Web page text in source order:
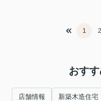
1 2
おす
店舗情報 新築木造住宅